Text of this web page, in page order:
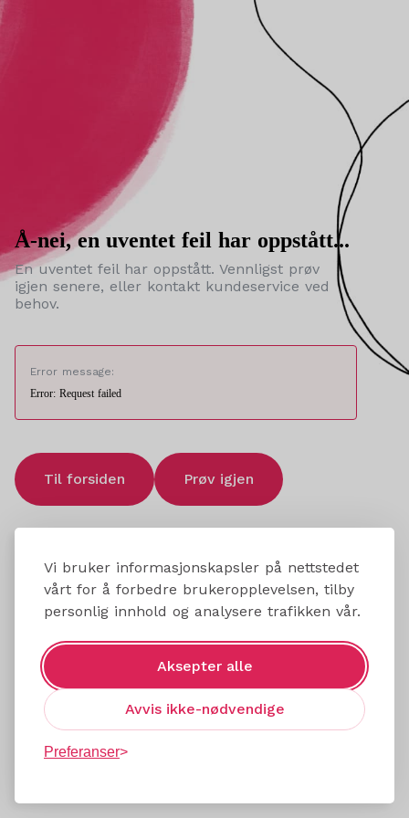
Vi bruker informasjonskapsler på nettstedet
vårt for å forbedre brukeropplevelsen, tilby
personlig innhold og analysere trafikken vår.
Aksepter alle
Avvis ikke-nødvendige
Preferanser
Å-nei, en uventet feil har oppstått...
En uventet feil har oppstått. Vennligst prøv
igjen senere, eller kontakt kundeservice ved
behov.
Error message:
Error: Request failed
Til forsiden Prøv igjen